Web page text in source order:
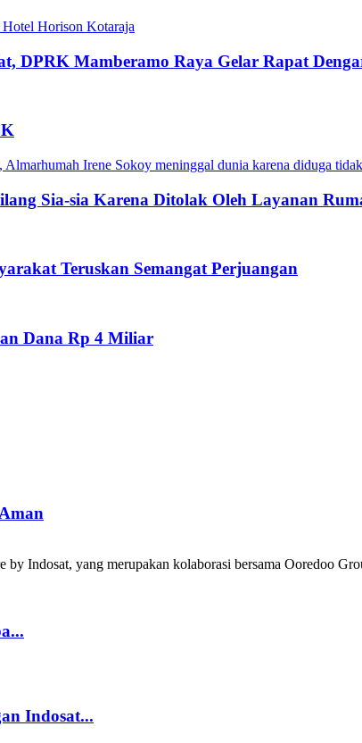
Mamberamo Raya Gelar Rapat
Sia-sia Karena Ditolak Oleh Layanan
Teruskan Semangat Perjuangan
Dana Rp 4 Miliar
Indosat, yang merupakan kolaborasi bersama Ooredoo
Indosat...